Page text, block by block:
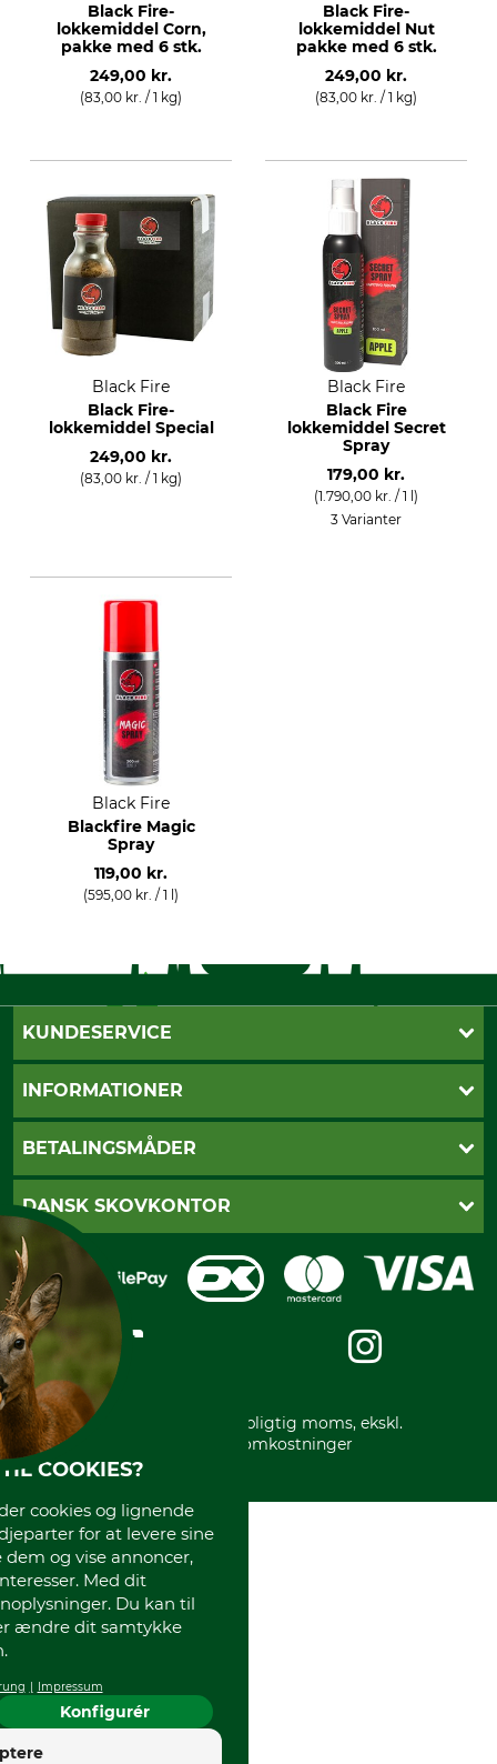
Black Fire-
lokkemiddel Corn,
pakke med 6 stk.
249,00 kr.
(83,00 kr. / 1 kg)
Black Fire-
lokkemiddel Nut
pakke med 6 stk.
249,00 kr.
(83,00 kr. / 1 kg)
Black Fire
Black Fire-
lokkemiddel Special
249,00 kr.
(83,00 kr. / 1 kg)
Black Fire
Black Fire
lokkemiddel Secret
Spray
179,00 kr.
(1.790,00 kr. / 1 l)
3 Varianter
Black Fire
Blackfire Magic
Spray
119,00 kr.
(595,00 kr. / 1 l)
KUNDESERVICE
Kontakt
Cookie-indstillinger
INFORMATIONER
Betalingsmåder
Fortrydelse af din ordre
Reklamation
Privatlivspolitik
Handelsbetingelser
Impressum
Gratis returlabel
BETALINGSMÅDER
Dankort
Faktura
Mobile Pay
Kreditkort
DANSK SKOVKONTOR
Karriere
Messe datoer
Om os
International
* Alle priser inkl. lovpligtig moms, ekskl.
forsendelsesomkostninger
COOKIES?
cookies og lignende
for at levere sine
og vise annoncer,
Med dit
Du kan til
ændre dit samtykke
Impressum
Konfigurér